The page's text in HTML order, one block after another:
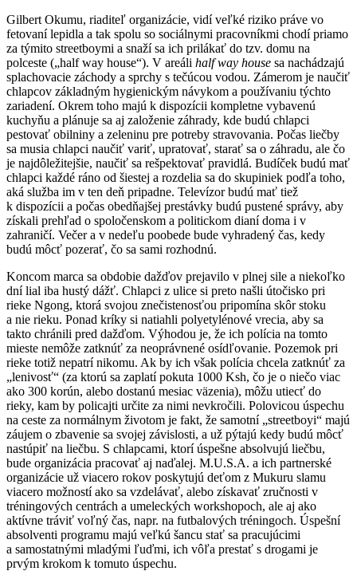
Gilbert Okumu, riaditeľ organizácie, vidí veľké riziko práve vo
fetovaní lepidla a tak spolu so sociálnymi pracovníkmi chodí priamo
za týmito streetboymi a snaží sa ich prilákať do tzv. domu na
polceste („half way house“). V areáli half way house sa nachádzajú
splachovacie záchody a sprchy s tečúcou vodou. Zámerom je naučiť
chlapcov základným hygienickým návykom a používaniu týchto
zariadení. Okrem toho majú k dispozícii kompletne vybavenú
kuchyňu a plánuje sa aj založenie záhrady, kde budú chlapci
pestovať obilniny a zeleninu pre potreby stravovania. Počas liečby
sa musia chlapci naučiť variť, upratovať, starať sa o záhradu, ale čo
je najdôležitejšie, naučiť sa rešpektovať pravidlá. Budíček budú mať
chlapci každé ráno od šiestej a rozdelia sa do skupiniek podľa toho,
aká služba im v ten deň pripadne. Televízor budú mať tiež
k dispozícii a počas obedňajšej prestávky budú pustené správy, aby
získali prehľad o spoločenskom a politickom dianí doma i v
zahraničí. Večer a v nedeľu poobede bude vyhradený čas, kedy
budú môcť pozerať, čo sa sami rozhodnú.
Koncom marca sa obdobie dažďov prejavilo v plnej sile a niekoľko
dní lial iba hustý dážť. Chlapci z ulice si preto našli útočisko pri
rieke Ngong, ktorá svojou znečistenosťou pripomína skôr stoku
a nie rieku. Ponad kríky si natiahli polyetylénové vrecia, aby sa
takto chránili pred dažďom. Výhodou je, že ich polícia na tomto
mieste nemôže zatknúť za neoprávnené osídľovanie. Pozemok pri
rieke totiž nepatrí nikomu. Ak by ich však polícia chcela zatknúť za
„lenivosť“ (za ktorú sa zaplatí pokuta 1000 Ksh, čo je o niečo viac
ako 300 korún, alebo dostanú mesiac väzenia), môžu utiecť do
rieky, kam by policajti určite za nimi nevkročili. Polovicou úspechu
na ceste za normálnym životom je fakt, že samotní „streetboyi“ majú
záujem o zbavenie sa svojej závislosti, a už pýtajú kedy budú môcť
nastúpiť na liečbu. S chlapcami, ktorí úspešne absolvujú liečbu,
bude organizácia pracovať aj naďalej. M.U.S.A. a ich partnerské
organizácie už viacero rokov poskytujú deťom z Mukuru slamu
viacero možností ako sa vzdelávať, alebo získavať zručnosti v
tréningových centrách a umeleckých workshopoch, ale aj ako
aktívne tráviť voľný čas, napr. na futbalových tréningoch. Úspešní
absolventi programu majú veľkú šancu stať sa pracujúcimi
a samostatnými mladými ľuďmi, ich vôľa prestať s drogami je
prvým krokom k tomuto úspechu.